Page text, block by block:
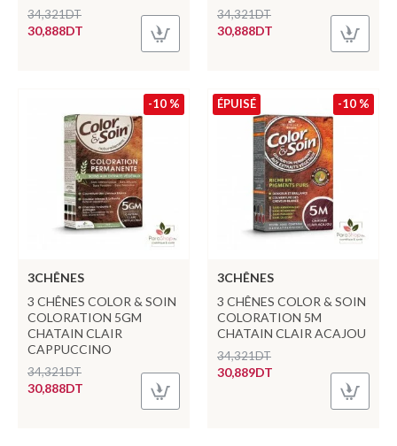
30,888DT
34,321DT
30,888DT
34,321DT
-10 %
3CHÊNES
3 CHÊNES COLOR & SOIN
COLORATION 5GM
CHATAIN CLAIR
CAPPUCCINO
30,888DT
34,321DT
-10 %
ÉPUISÉ
3CHÊNES
3 CHÊNES COLOR & SOIN
COLORATION 5M
CHATAIN CLAIR ACAJOU
30,889DT
34,321DT